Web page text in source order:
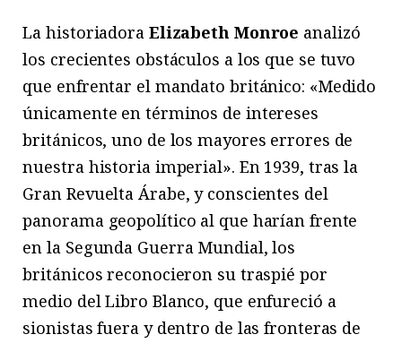
La historiadora Elizabeth Monroe analizó
los crecientes obstáculos a los que se tuvo
que enfrentar el mandato británico: «Medido
únicamente en términos de intereses
británicos, uno de los mayores errores de
nuestra historia imperial». En 1939, tras la
Gran Revuelta Árabe, y conscientes del
panorama geopolítico al que harían frente
en la Segunda Guerra Mundial, los
británicos reconocieron su traspié por
medio del Libro Blanco, que enfureció a
sionistas fuera y dentro de las fronteras de